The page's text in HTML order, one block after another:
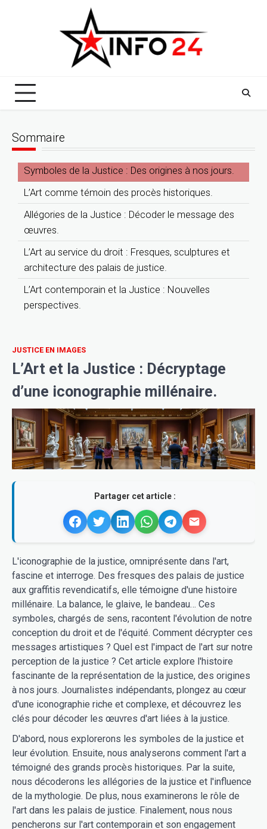
JUSTICE EN IMAGES
L’Art et la Justice : Décryptage
d’une iconographie millénaire.
Partager cet article :
L'iconographie de la justice, omniprésente dans l'art,
fascine et interroge. Des fresques des palais de justice
aux graffitis revendicatifs, elle témoigne d'une histoire
millénaire. La balance, le glaive, le bandeau… Ces
symboles, chargés de sens, racontent l'évolution de notre
conception du droit et de l'équité. Comment décrypter ces
messages artistiques ? Quel est l'impact de l'art sur notre
perception de la justice ? Cet article explore l'histoire
fascinante de la représentation de la justice, des origines
à nos jours. Journalistes indépendants, plongez au cœur
d'une iconographie riche et complexe, et découvrez les
clés pour décoder les œuvres d'art liées à la justice.
D'abord, nous explorerons les symboles de la justice et
leur évolution. Ensuite, nous analyserons comment l'art a
témoigné des grands procès historiques. Par la suite,
nous décoderons les allégories de la justice et l'influence
de la mythologie. De plus, nous examinerons le rôle de
l'art dans les palais de justice. Finalement, nous nous
pencherons sur l'art contemporain et son engagement
Sommaire
Symboles de la Justice : Des origines à nos jours.
L’Art comme témoin des procès historiques.
Allégories de la Justice : Décoder le message des
œuvres.
L’Art au service du droit : Fresques, sculptures et
architecture des palais de justice.
L’Art contemporain et la Justice : Nouvelles
perspectives.